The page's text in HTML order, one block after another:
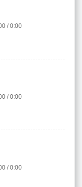
/ 0:00
/ 0:00
/ 0:00